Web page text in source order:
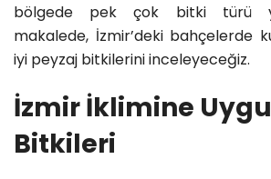
bölgede pek çok bitki türü
makalede, İzmir’deki bahçelerde
iyi peyzaj bitkilerini inceleyeceğiz.
İzmir İklimine
Bitkileri